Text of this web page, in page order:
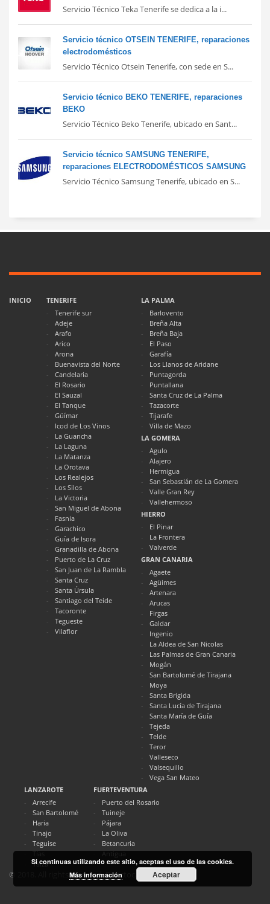
Servicio Técnico Teka Tenerife se dedica a la i...
Servicio técnico OTSEIN TENERIFE, reparaciones
electrodomésticos
Servicio Técnico Otsein Tenerife, con sede en S...
Servicio técnico BEKO TENERIFE, reparaciones
BEKO
Servicio Técnico Beko Tenerife, ubicado en Sant...
Servicio técnico SAMSUNG TENERIFE,
reparaciones ELECTRODOMÉSTICOS SAMSUNG
Servicio Técnico Samsung Tenerife, ubicado en S...
INICIO
TENERIFE
Tenerife sur
Adeje
Arafo
Arico
Arona
Buenavista del Norte
Candelaria
El Rosario
El Sauzal
El Tanque
Güímar
Icod de Los Vinos
La Guancha
La Laguna
La Matanza
La Orotava
Los Realejos
Los Silos
La Victoria
San Miguel de Abona
Fasnia
Garachico
Guía de Isora
Granadilla de Abona
Puerto de La Cruz
San Juan de La Rambla
Santa Cruz
Santa Úrsula
Santiago del Teide
Tacoronte
Tegueste
Vilaflor
LA PALMA
Barlovento
Breña Alta
Breña Baja
El Paso
Garafía
Los Llanos de Aridane
Puntagorda
Puntallana
Santa Cruz de La Palma
Tazacorte
Tijarafe
Villa de Mazo
LA GOMERA
Agulo
Alajero
Hermigua
San Sebastián de La Gomera
Valle Gran Rey
Vallehermoso
HIERRO
El Pinar
La Frontera
Valverde
GRAN CANARIA
Agaete
Agüimes
Artenara
Arucas
Firgas
Galdar
Ingenio
La Aldea de San Nicolas
Las Palmas de Gran Canaria
Mogán
San Bartolomé de Tirajana
Moya
Santa Brigida
Santa Lucía de Tirajana
Santa María de Guía
Tejeda
Telde
Teror
Valleseco
Valsequillo
Vega San Mateo
LANZAROTE
Arrecife
San Bartolomé
Haria
Tinajo
Teguise
Tías
Yaiza
FUERTEVENTURA
Puerto del Rosario
Tuineje
Pájara
La Oliva
Betancuria
Antigua
© 2018. All rights reserved. Directocanarias.com
Si continuas utilizando este sitio, aceptas el uso de las cookies.
Más información
Aceptar